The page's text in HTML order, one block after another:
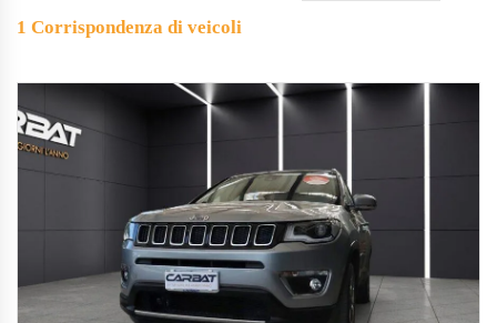
1 Corrispondenza di veicoli